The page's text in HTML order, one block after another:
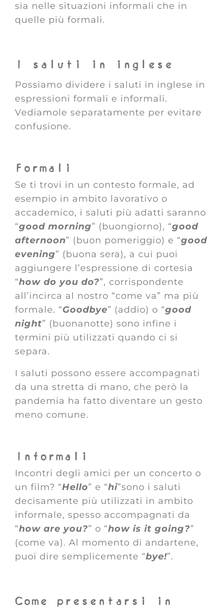
sia nelle situazioni informali che in
quelle più formali.
I saluti in inglese
Possiamo dividere i saluti in inglese in
espressioni formali e informali.
Vediamole separatamente per evitare
confusione.
Formali
Se ti trovi in un contesto formale, ad
esempio in ambito lavorativo o
accademico, i saluti più adatti saranno
“good morning” (buongiorno), “good
afternoon” (buon pomeriggio) e “good
evening” (buona sera), a cui puoi
aggiungere l’espressione di cortesia
“how do you do?”, corrispondente
all’incirca al nostro “come va” ma più
formale. “Goodbye” (addio) o “good
night” (buonanotte) sono infine i
termini più utilizzati quando ci si
separa.
I saluti possono essere accompagnati
da una stretta di mano, che però la
pandemia ha fatto diventare un gesto
meno comune.
Informali
Incontri degli amici per un concerto o
un film? “Hello” e “hi”sono i saluti
decisamente più utilizzati in ambito
informale, spesso accompagnati da
“how are you?” o “how is it going?”
(come va). Al momento di andartene,
puoi dire semplicemente “bye!”.
Come presentarsi in